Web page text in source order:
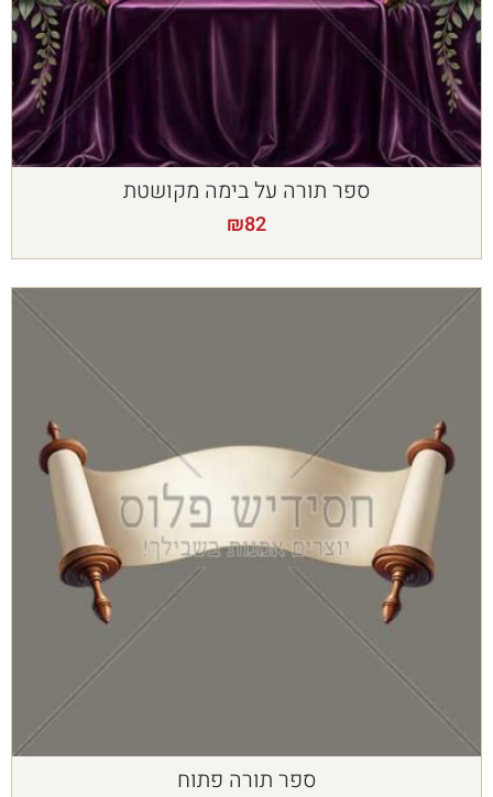
ספר תורה על בימה מקושטת
₪82
ספר תורה פתוח